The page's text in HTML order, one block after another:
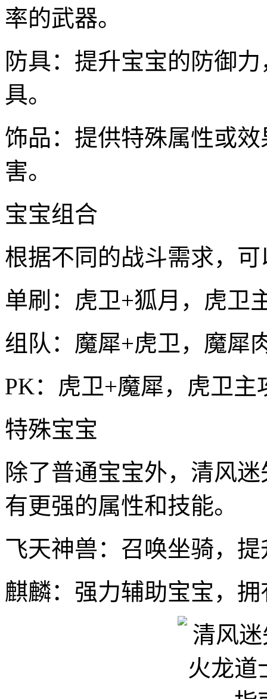
率的武器。
防具：提升宝宝的防御
具。
饰品：提供特殊属性或
害。
宝宝组合
根据不同的战斗需求，
单刷：虎卫+狐月，虎卫
组队：魔犀+虎卫，魔犀
PK：虎卫+魔犀，虎卫主
特殊宝宝
除了普通宝宝外，清风
有更强的属性和技能。
飞天神兽：召唤坐骑，
麒麟：强力辅助宝宝，